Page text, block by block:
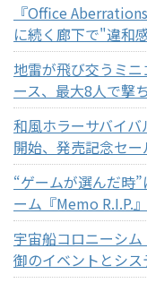
『Office
に続く廊下で"違和
地雷が飛び交うミ
ース、最大8人で撃
和風ホラーサバイ
開始、発売記念セ
“ゲームが選んだ時
ーム『Memo R.I.P.
宇宙船コロニーシ
御のイベントとシ